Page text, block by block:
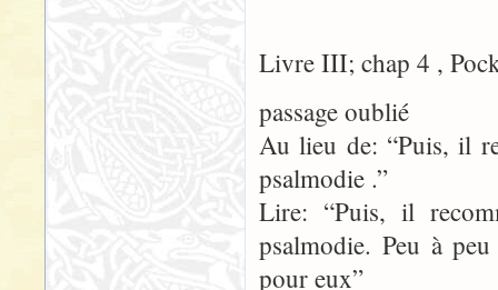
Livre III; chap 4 ,
passage oublié
Au lieu de: “Puis, il
psalmodie .”
Lire: “Puis, il
psalmodie. Peu à
pour eux”